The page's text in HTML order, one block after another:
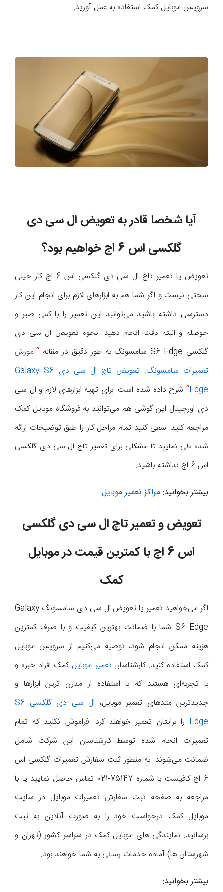
سرویس موبایل کمک استفاده به عمل آورید.
آیا شخصا قادر به تعویض ال سی دی
گلکسی اس 6 اج خواهیم بود؟
تعویض یا تعمیر تاچ ال سی دی گلکسی اس 6 اج کار خیلی
سختی نیست و اگر شما هم به ابزارهای لازم برای انجام این کار
دسترسی داشته باشید می‌توانید این تعمیر را با کمی صبر و
حوصله و البته دقت انجام دهید. نحوه تعویض ال سی دی
گلکسی S6 Edge سامسونگ به طور دقیق در مقاله
“آموزش
تعمیرات سامسونگ: تعویض تاچ ال سی دی Galaxy S6
Edge
“ شرح داده شده است. برای تهیه ابزارهای لازم و ال سی
دی اورجینال این گوشی هم می‌توانید به فروشگاه موبایل کمک
مراجعه کنید. سعی کنید تمام مراحل کار را طبق توضیحات ارائه
شده طی نمایید تا مشکلی برای تعمیر تاچ ال سی دی گلکسی
اس 6 اج نداشته باشید.
بیشتر بخوانید:مراکز تعمیر موبایل
تعویض و تعمیر تاچ ال سی دی گلکسی
اس 6 اج با کمترین قیمت در موبایل
کمک
اگر می‌خواهید تعمیر یا تعویض ال سی دی سامسونگ Galaxy
S6 Edge شما با ضمانت بهترین کیفیت و با صرف کمترین
هزینه ممکن انجام شود، توصیه می‌کنیم از سرویس موبایل
کمک استفاده کنید. کارشناسانتعمیر موبایلکمک افراد خبره و
با تجربه‌ای هستند که با استفاده از مدرن ترین ابزارها و
جدیدترین متدهای تعمیر موبایل،
ال سی دی گلکسی S6
Edge را برایتان تعمیر خواهند کرد. فراموش نکنید که تمام
تعمیرات انجام شده توسط کارشناسان این شرکت شامل
ضمانت می‌شوند. به منظور ثبت سفارش تعمیرات گلکسی اس
6 اج کافیست با شماره 75147-021 تماس حاصل نمایید یا با
مراجعه به صفحه ثبت سفارش تعمیرات موبایل در سایت
موبایل کمک درخواست خود را به صورت آنلاین به ثبت
برسانید. نمایندگی های موبایل کمک در سراسر کشور (تهران و
شهرستان ها) آماده خدمات رسانی به شما خواهند بود.
بیشتر بخوانید: